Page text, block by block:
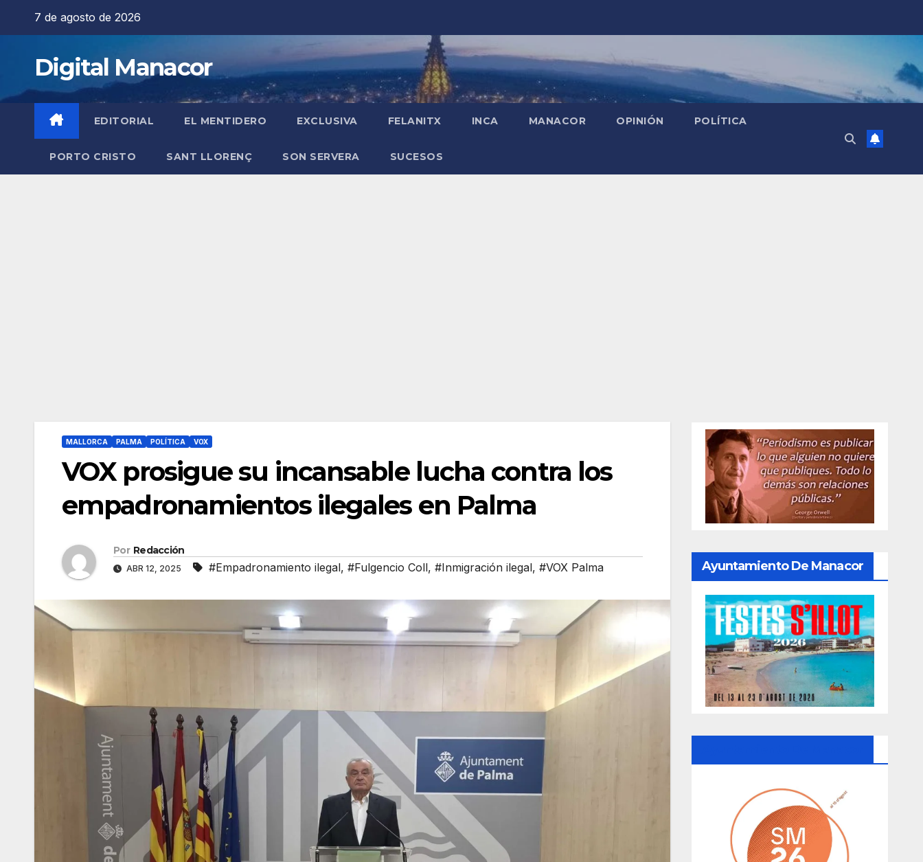
7 de agosto de 2026
Digital Manacor
EDITORIAL EL MENTIDERO EXCLUSIVA FELANITX INCA MANACOR OPINIÓN POLÍTICA
PORTO CRISTO SANT LLORENÇ SON SERVERA SUCESOS
MALLORCA PALMA POLÍTICA VOX
VOX prosigue su incansable lucha contra los
empadronamientos ilegales en Palma
Por Redacción
ABR 12, 2025 #Empadronamiento ilegal, #Fulgencio Coll, #Inmigración ilegal, #VOX Palma Ayuntamiento De Manacor